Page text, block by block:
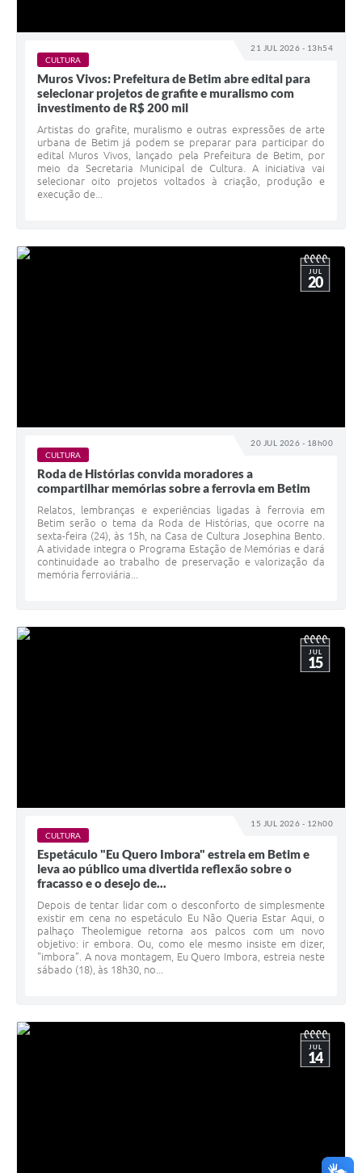
21 JUL 2026 - 13h54
CULTURA
Muros Vivos: Prefeitura de Betim abre edital para
selecionar projetos de grafite e muralismo com
investimento de R$ 200 mil
Artistas do grafite, muralismo e outras expressões de arte
urbana de Betim já podem se preparar para participar do
edital Muros Vivos, lançado pela Prefeitura de Betim, por
meio da Secretaria Municipal de Cultura. A iniciativa vai
selecionar oito projetos voltados à criação, produção e
execução de...
20 JUL 2026 - 18h00
JUL
20
CULTURA
Roda de Histórias convida moradores a
compartilhar memórias sobre a ferrovia em Betim
Relatos, lembranças e experiências ligadas à ferrovia em
Betim serão o tema da Roda de Histórias, que ocorre na
sexta-feira (24), às 15h, na Casa de Cultura Josephina Bento.
A atividade integra o Programa Estação de Memórias e dará
continuidade ao trabalho de preservação e valorização da
memória ferroviária...
15 JUL 2026 - 12h00
JUL
15
CULTURA
Espetáculo "Eu Quero Imbora" estreia em Betim e
leva ao público uma divertida reflexão sobre o
fracasso e o desejo de...
Depois de tentar lidar com o desconforto de simplesmente
existir em cena no espetáculo Eu Não Queria Estar Aqui, o
palhaço Theolemigue retorna aos palcos com um novo
objetivo: ir embora. Ou, como ele mesmo insiste em dizer,
"imbora". A nova montagem, Eu Quero Imbora, estreia neste
sábado (18), às 18h30, no...
JUL
14